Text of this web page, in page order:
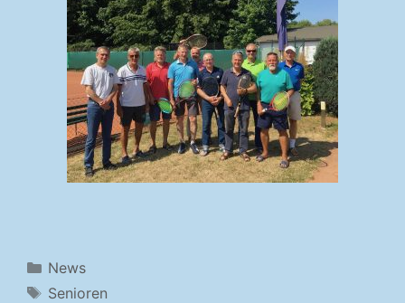
Kategorien
News
Schlagwörter
Senioren